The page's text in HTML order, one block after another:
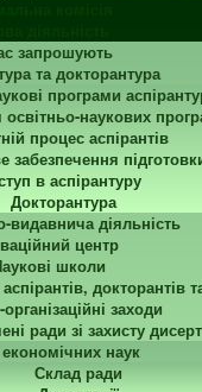
запрошують
та докторантура
програми
освітньо-наукових
процес аспірантів
забезпечення
в аспірантуру
Докторантура
видавнича діяльність
центр
школи
докторантів
заходи
ради зі захисту
наук
Склад ради